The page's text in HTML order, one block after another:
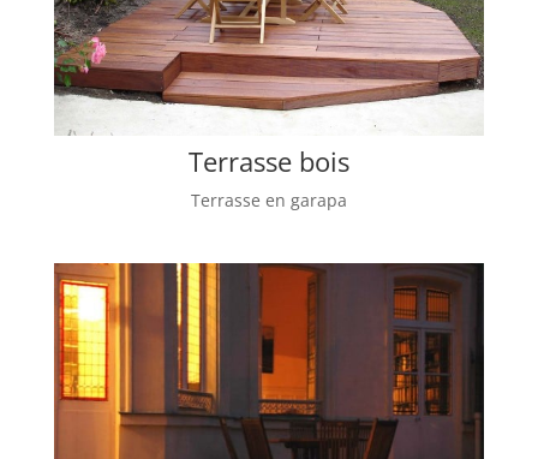
Terrasse bois
Terrasse en garapa